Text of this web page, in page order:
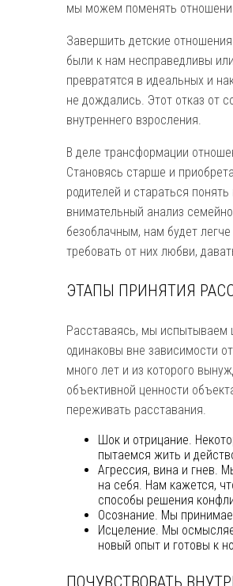
мы можем поменять
Завершить детские
были к нам несправедливы
превратятся в идеальных и
не дождались. Этот отказ от
внутреннего взросления.
В деле трансформации
Становясь старше и
родителей и стараться
внимательный анализ
безоблачным, нам будет
требовать от них любви,
ЭТАПЫ ПРИНЯТИЯ
Расставаясь, мы испытываем
одинаковы вне зависимости
много лет и из которого
объективной ценности
переживать расставания.
Шок и отрицание.
пытаемся жить и
Агрессия, вина и гнев.
на себя. Нам кажется,
способы решения
Осознание. Мы
Исцеление. Мы
новый опыт и готовы к
ПОЧУВСТВОВАТЬ